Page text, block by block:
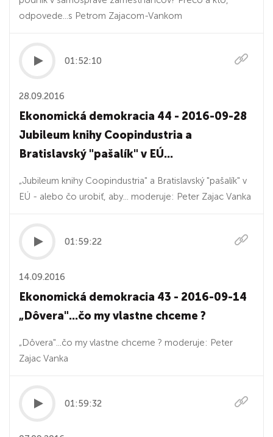
odpovede...s Petrom Zajacom-Vankom
01:52:10
28.09.2016
Ekonomická demokracia 44 - 2016-09-28
Jubileum knihy Coopindustria a
Bratislavský "pašalík" v EÚ...
„Jubileum knihy Coopindustria" a Bratislavský "pašalík" v
EÚ - alebo čo urobiť, aby... moderuje: Peter Zajac Vanka
01:59:22
14.09.2016
Ekonomická demokracia 43 - 2016-09-14
„Dôvera"...čo my vlastne chceme ?
„Dôvera"...čo my vlastne chceme ? moderuje: Peter
Zajac Vanka
01:59:32